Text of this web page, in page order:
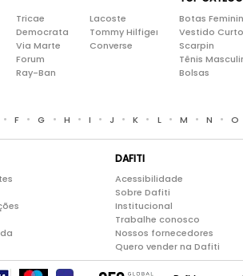
Tricae
Democrata
Via Marte
Forum
Ray-Ban
Lacoste
Tommy Hilfiger
Converse
Botas
Vestido Curto
Scarpin
Tênis
Bolsas
• F • G • H • I • J • K • L • M • N • O
DAFITI
Acessibilidade
Sobre Dafiti
Institucional
Trabalhe conosco
Nossos fornecedores
Quero vender na Dafiti